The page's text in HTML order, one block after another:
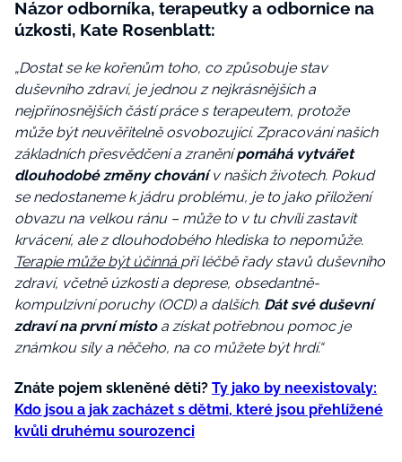
Názor odborníka, terapeutky a odbornice na
úzkosti, Kate Rosenblatt:
„Dostat se ke kořenům toho, co způsobuje stav
duševního zdraví, je jednou z nejkrásnějších a
nejpřínosnějších částí práce s terapeutem, protože
může být neuvěřitelně osvobozující. Zpracování našich
základních přesvědčení a zraněnípomáhá vytvářet
dlouhodobé změny chovánív našich životech. Pokud
se nedostaneme k jádru problému, je to jako přiložení
obvazu na velkou ránu – může to v tu chvíli zastavit
krvácení, ale z dlouhodobého hlediska to nepomůže.
Terapie může být účinná při léčbě řady stavů duševního
zdraví, včetně úzkosti a deprese, obsedantně-
kompulzivní poruchy (OCD) a dalších. Dát své duševní
zdraví na první místoa získat potřebnou pomoc je
známkou síly a něčeho, na co můžete být hrdí.“
Znáte pojem skleněné děti? Ty jako by neexistovaly:
Kdo jsou a jak zacházet s dětmi, které jsou přehlížené
kvůli druhému sourozenci